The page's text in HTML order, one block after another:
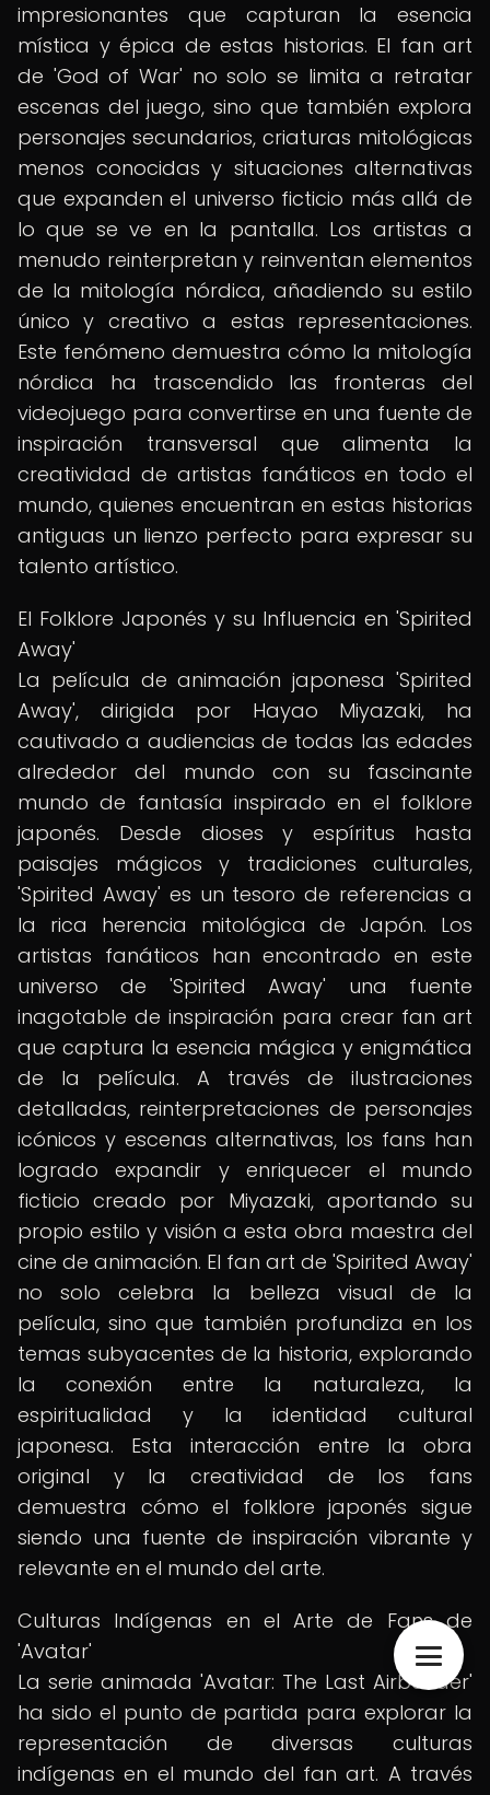
impresionantes que capturan la esencia
mística y épica de estas historias. El fan art
de 'God of War' no solo se limita a retratar
escenas del juego, sino que también explora
personajes secundarios, criaturas mitológicas
menos conocidas y situaciones alternativas
que expanden el universo ficticio más allá de
lo que se ve en la pantalla. Los artistas a
menudo reinterpretan y reinventan elementos
de la mitología nórdica, añadiendo su estilo
único y creativo a estas representaciones.
Este fenómeno demuestra cómo la mitología
nórdica ha trascendido las fronteras del
videojuego para convertirse en una fuente de
inspiración transversal que alimenta la
creatividad de artistas fanáticos en todo el
mundo, quienes encuentran en estas historias
antiguas un lienzo perfecto para expresar su
talento artístico.
El Folklore Japonés y su Influencia en 'Spirited
Away'
La película de animación japonesa 'Spirited
Away', dirigida por Hayao Miyazaki, ha
cautivado a audiencias de todas las edades
alrededor del mundo con su fascinante
mundo de fantasía inspirado en el folklore
japonés. Desde dioses y espíritus hasta
paisajes mágicos y tradiciones culturales,
'Spirited Away' es un tesoro de referencias a
la rica herencia mitológica de Japón. Los
artistas fanáticos han encontrado en este
universo de 'Spirited Away' una fuente
inagotable de inspiración para crear fan art
que captura la esencia mágica y enigmática
de la película. A través de ilustraciones
detalladas, reinterpretaciones de personajes
icónicos y escenas alternativas, los fans han
logrado expandir y enriquecer el mundo
ficticio creado por Miyazaki, aportando su
propio estilo y visión a esta obra maestra del
cine de animación. El fan art de 'Spirited Away'
no solo celebra la belleza visual de la
película, sino que también profundiza en los
temas subyacentes de la historia, explorando
la conexión entre la naturaleza, la
espiritualidad y la identidad cultural
japonesa. Esta interacción entre la obra
original y la creatividad de los fans
demuestra cómo el folklore japonés sigue
siendo una fuente de inspiración vibrante y
relevante en el mundo del arte.
Culturas Indígenas en el Arte de Fans de
'Avatar'
La serie animada 'Avatar: The Last Airbender'
ha sido el punto de partida para explorar la
representación de diversas culturas
indígenas en el mundo del fan art. A través